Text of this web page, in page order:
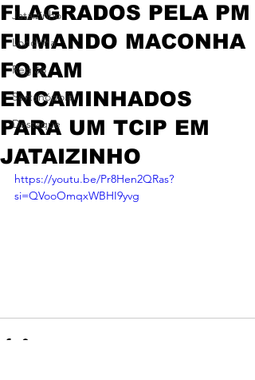
Jataizinho
Londrina
Região
Sertanópolis
Destaque
FLAGRADOS PELA PM
FUMANDO MACONHA
FORAM
ENCAMINHADOS
PARA UM TCIP EM
JATAIZINHO
https://youtu.be/Pr8Hen2QRas?
si=QVooOmqxWBHI9yvg